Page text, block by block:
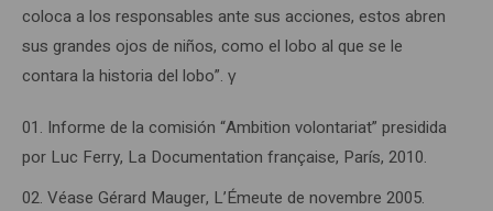
coloca a los responsables ante sus acciones, estos abren
sus grandes ojos de niños, como el lobo al que se le
contara la historia del lobo”. γ
Informe de la comisión “Ambition volontariat” presidida
por Luc Ferry, La Documentation française, París, 2010.
Véase Gérard Mauger, L’Émeute de novembre 2005.